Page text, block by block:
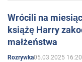
Wrócili na
książę Harry
małżeństwa
Rozrywka05.03.2025 16:20